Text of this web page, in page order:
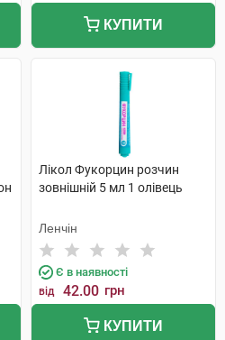
КУПИТИ
Лікол Фукорцин розчин
зовнішній 5 мл 1 олівець
Ленчін
Є в наявності
від 42.00 грн
КУПИТИ